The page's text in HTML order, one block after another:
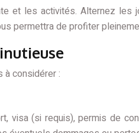
et les activités. Alternez
permettra de profiter
à considérer :
(si requis), permis de